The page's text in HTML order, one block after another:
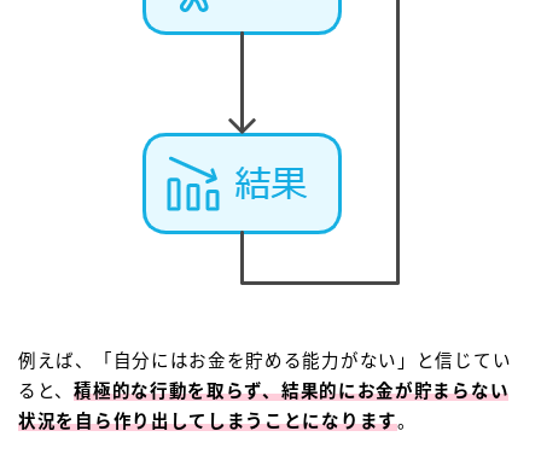
例えば、「自分にはお金を貯める能力がない」と信じてい
ると、積極的な行動を取らず、結果的にお金が貯まらない
状況を自ら作り出してしまうことになります。